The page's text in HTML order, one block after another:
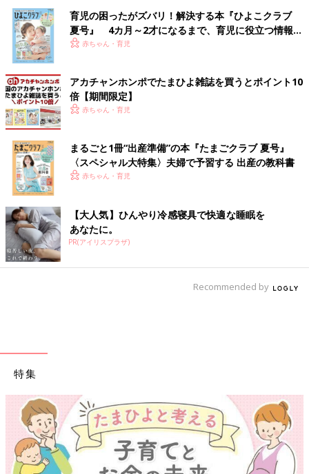
育児の困ったがズバリ！解決する本『ひよこクラブ
夏号』 4カ月～2才になるまで、育児に役立つ情報が
いっぱい！
赤ちゃん・育児
アカチャンホンポでたまひよ雑誌を買うとポイント10
倍【期間限定】
赤ちゃん・育児
まるごと1冊“出産準備”の本『たまごクラブ 夏号』
〈スペシャル大特集〉夫婦で予習する 出産の教科書
赤ちゃん・育児
【大人気】ひんやり冷感寝具で快適な睡眠を
あなたに。
PR(アイリスプラザ)
Recommended by
特集